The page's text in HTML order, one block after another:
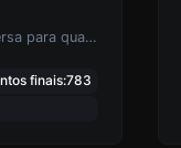
Converta texto em binário e vice-versa para qualquer entrada de string.
finais:783